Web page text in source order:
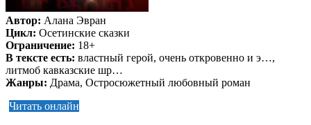
Автор: Алана Эвран
Цикл: Осетинские сказки
Ограничение: 18+
В тексте есть: властный герой, очень откровенно и э…,
литмоб кавказские шр…
Жанры: Драма, Остросюжетный любовный роман
Читать онлайн